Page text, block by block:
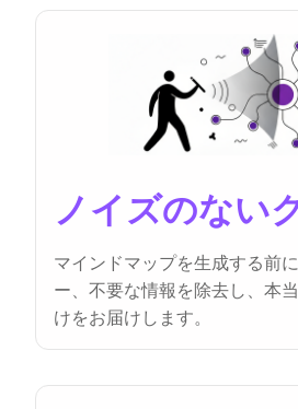
ノイズのない
マインドマップを生成する前
ー、不要な情報を除去し、本
けをお届けします。